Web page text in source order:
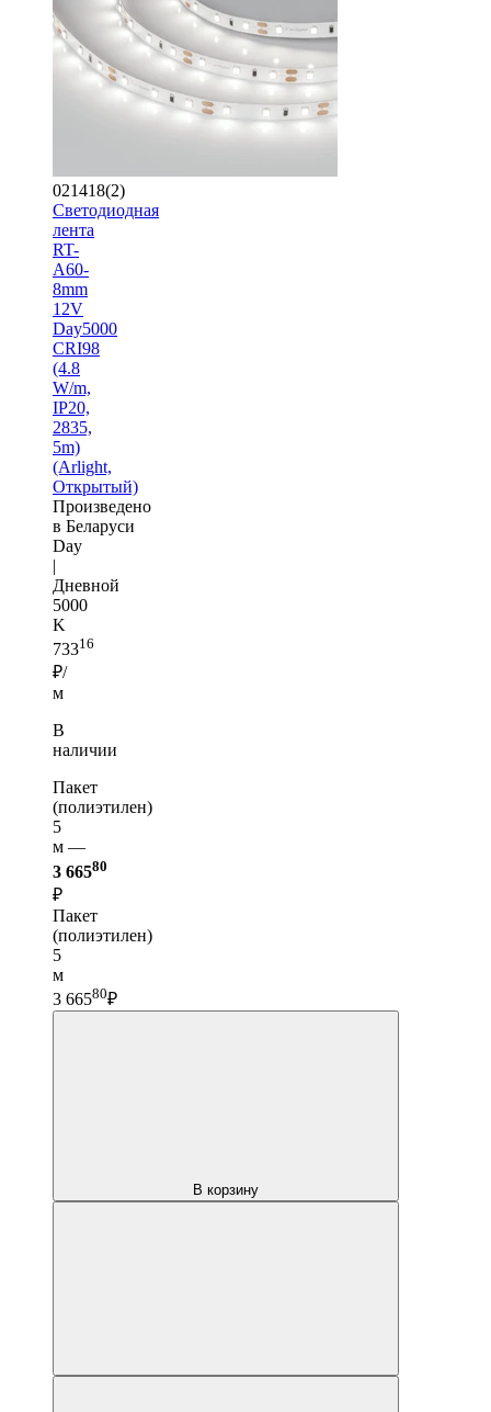
021418(2)
Светодиодная
лента
RT-
A60-
8mm
12V
Day5000
CRI98
(4.8
W/m,
IP20,
2835,
5m)
(Arlight,
Открытый)
Произведено
в Беларуси
Day
|
Дневной
5000
K
73316
₽/
м
В
наличии
Пакет
(полиэтилен)
5
м —
3 66580
₽
Пакет
(полиэтилен)
5
м
3 66580₽
В корзину